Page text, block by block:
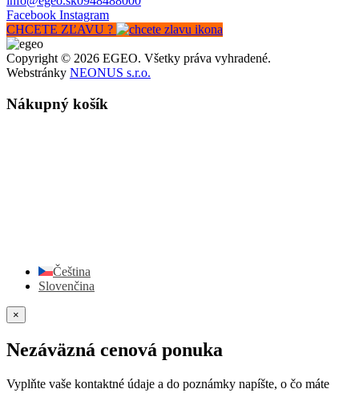
Facebook Instagram
CHCETE ZĽAVU ?
Copyright © 2026 EGEO. Všetky práva vyhradené.
Webstránky NEONUS s.r.o.
Nákupný košík
Čeština
Slovenčina
×
Nezáväzná cenová ponuka
Vyplňte vaše kontaktné údaje a do poznámky napíšte, o čo máte